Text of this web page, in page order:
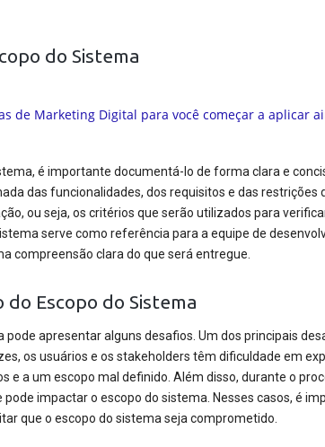
do Sistema
é importante documentá-lo de forma clara e
das funcionalidades, dos requisitos e das
ou seja, os critérios que serão utilizados para
serve como referência para a equipe de
compreensão clara do que será entregue.
Escopo do Sistema
pode apresentar alguns desafios. Um dos principais
os usuários e os stakeholders têm dificuldade em
e a um escopo mal definido. Além disso, durante o
pode impactar o escopo do sistema. Nesses casos, é
que o escopo do sistema seja comprometido.